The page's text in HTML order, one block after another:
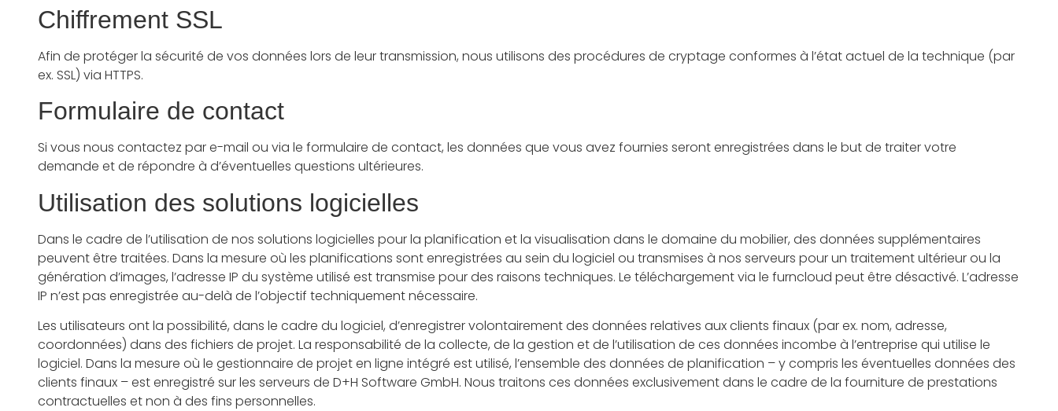
Chiffrement SSL
Afin de protéger la sécurité de vos données lors de leur transmission, nous utilisons des procédures de cryptage conformes à l’état actuel de la technique (par
ex. SSL) via HTTPS.
Formulaire de contact
Si vous nous contactez par e-mail ou via le formulaire de contact, les données que vous avez fournies seront enregistrées dans le but de traiter votre
demande et de répondre à d’éventuelles questions ultérieures.
Utilisation des solutions logicielles
Dans le cadre de l’utilisation de nos solutions logicielles pour la planification et la visualisation dans le domaine du mobilier, des données supplémentaires
peuvent être traitées. Dans la mesure où les planifications sont enregistrées au sein du logiciel ou transmises à nos serveurs pour un traitement ultérieur ou la
génération d’images, l’adresse IP du système utilisé est transmise pour des raisons techniques. Le téléchargement via le furncloud peut être désactivé. L’adresse
IP n’est pas enregistrée au-delà de l’objectif techniquement nécessaire.
Les utilisateurs ont la possibilité, dans le cadre du logiciel, d’enregistrer volontairement des données relatives aux clients finaux (par ex. nom, adresse,
coordonnées) dans des fichiers de projet. La responsabilité de la collecte, de la gestion et de l’utilisation de ces données incombe à l’entreprise qui utilise le
logiciel. Dans la mesure où le gestionnaire de projet en ligne intégré est utilisé, l’ensemble des données de planification – y compris les éventuelles données des
clients finaux – est enregistré sur les serveurs de D+H Software GmbH. Nous traitons ces données exclusivement dans le cadre de la fourniture de prestations
contractuelles et non à des fins personnelles.